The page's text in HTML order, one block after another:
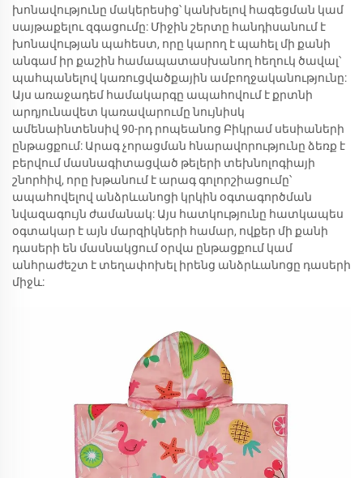
խոնավությունը մակերեսից՝ կանխելով հագեցման կամ
սայթաքելու զգացումը: Միջին շերտը հանդիսանում է
խոնավության պահեստ, որը կարող է պահել մի քանի
անգամ իր քաշին համապատասխանող հեղուկ ծավալ՝
պահպանելով կառուցվածքային ամբողջականությունը:
Այս առաջադեմ համակարգը ապահովում է քրտնի
արդյունավետ կառավարումը նույնիսկ
ամենաինտենսիվ 90-րդ րոպեանոց Բիկրամ սեսիաների
ընթացքում: Արագ չորացման հնարավորությունը ձեռք է
բերվում մասնագիտացված թելերի տեխնոլոգիայի
շնորհիվ, որը խթանում է արագ գոլորշիացումը՝
ապահովելով անձրևանոցի կրկին օգտագործման
նվազագույն ժամանակ: Այս հատկությունը հատկապես
օգտակար է այն մարզիկների համար, ովքեր մի քանի
դասերի են մասնակցում օրվա ընթացքում կամ
անհրաժեշտ է տեղափոխել իրենց անձրևանոցը դասերի
միջև: